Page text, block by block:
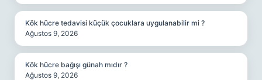
Kök hücre tedavisi küçük çocuklara uygulanabilir mi ?
Ağustos 9, 2026
Kök hücre bağışı günah mıdır ?
Ağustos 9, 2026